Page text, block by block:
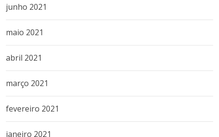
junho 2021
maio 2021
abril 2021
março 2021
fevereiro 2021
janeiro 2021